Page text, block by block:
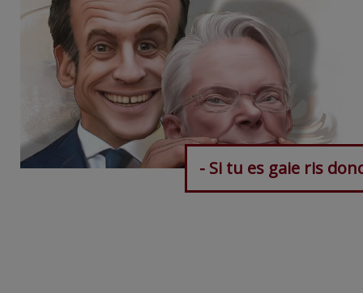
- Si tu es gaie ris